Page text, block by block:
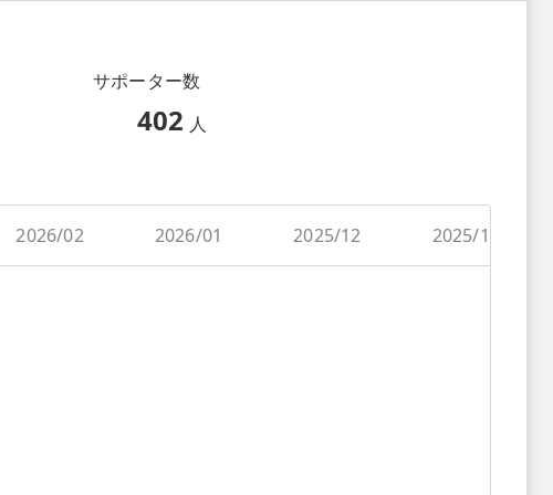
サポーター数
402 人
2026/02 2026/01 2025/12 2025/11